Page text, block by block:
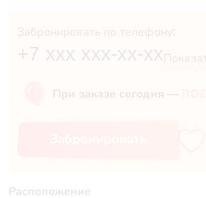
Забронировать по телефону:
+7 xxx xxx-xx-xx
При заказе сегодня —
Расположение